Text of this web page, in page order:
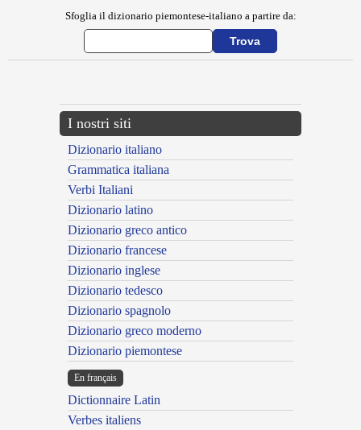
Sfoglia il dizionario piemontese-italiano a partire da:
I nostri siti
Dizionario italiano
Grammatica italiana
Verbi Italiani
Dizionario latino
Dizionario greco antico
Dizionario francese
Dizionario inglese
Dizionario tedesco
Dizionario spagnolo
Dizionario greco moderno
Dizionario piemontese
En français
Dictionnaire Latin
Verbes italiens